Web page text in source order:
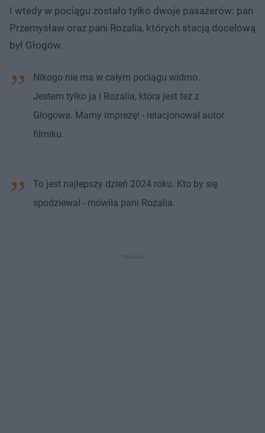
I wtedy w pociągu zostało tylko dwoje pasażerów: pan
Przemysław oraz pani Rozalia, których stacją docelową
był Głogów.
Nikogo nie ma w całym pociągu widmo.
Jestem tylko ja i Rozalia, która jest też z
Głogowa. Mamy imprezę! - relacjonował autor
filmiku.
To jest najlepszy dzień 2024 roku. Kto by się
spodziewał - mówiła pani Rozalia.